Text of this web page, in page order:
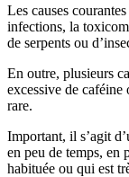
Les causes
infections, la
de serpents ou
En outre, plusieurs
excessive de caféine
rare.
Important, il s’agit
en peu de temps, en
habituée ou qui est